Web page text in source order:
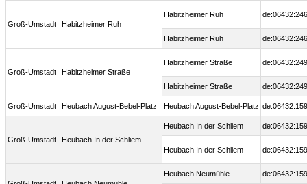
Groß-Umstadt Habitzheimer Ruh
Habitzheimer Ruh
Habitzheimer Ruh
Groß-Umstadt Habitzheimer Straße
Habitzheimer Straße
Habitzheimer Straße
Groß-Umstadt Heubach August-Bebel-Platz Heubach August-Bebel-Platz
Groß-Umstadt Heubach In der Schliem
Heubach In der Schliem
Heubach In der Schliem
Heubach Neumühle